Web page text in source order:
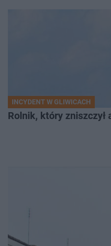
INCYDENT W GLIWICACH
Rolnik, który zniszczył